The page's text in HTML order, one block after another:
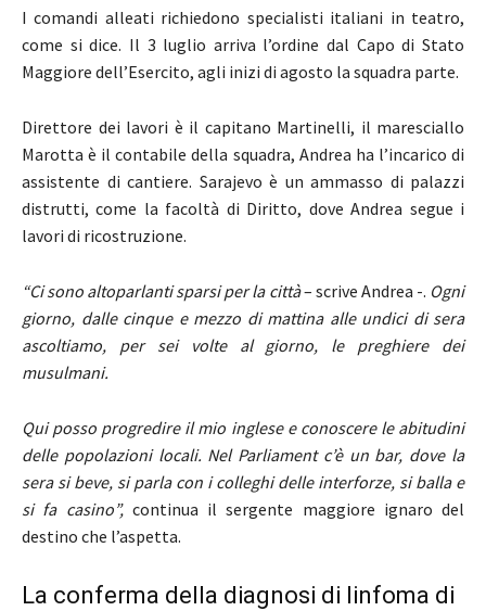
I comandi alleati richiedono specialisti italiani in teatro,
come si dice. Il 3 luglio arriva l’ordine dal Capo di Stato
Maggiore dell’Esercito, agli inizi di agosto la squadra parte.
Direttore dei lavori è il capitano Martinelli, il maresciallo
Marotta è il contabile della squadra, Andrea ha l’incarico di
assistente di cantiere. Sarajevo è un ammasso di palazzi
distrutti, come la facoltà di Diritto, dove Andrea segue i
lavori di ricostruzione.
“Ci sono altoparlanti sparsi per la città– scrive Andrea -. Ogni
giorno, dalle cinque e mezzo di mattina alle undici di sera
ascoltiamo, per sei volte al giorno, le preghiere dei
musulmani.
Qui posso progredire il mio inglese e conoscere le abitudini
delle popolazioni locali. Nel Parliament c’è un bar, dove la
sera si beve, si parla con i colleghi delle interforze, si balla e
si fa casino”, continua il sergente maggiore ignaro del
destino che l’aspetta.
La conferma della diagnosi di linfoma di